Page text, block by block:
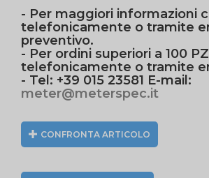
- Per maggiori informazioni
telefonicamente o tramite
preventivo.
- Per ordini superiori a 100
telefonicamente o tramite
- Tel: +39 015 23581 E-mail:
meter@meterspec.it
CONFRONTA ARTICOLO